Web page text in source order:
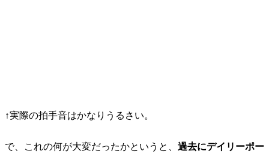
↑実際の拍手音はかなりうるさい。
で、これの何が大変だったかというと、 過去にデイリーポー